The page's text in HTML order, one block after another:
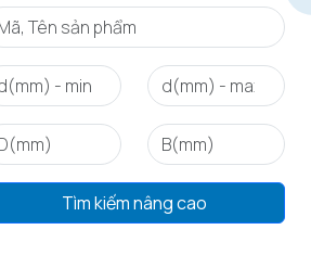
Tìm kiếm nâng cao